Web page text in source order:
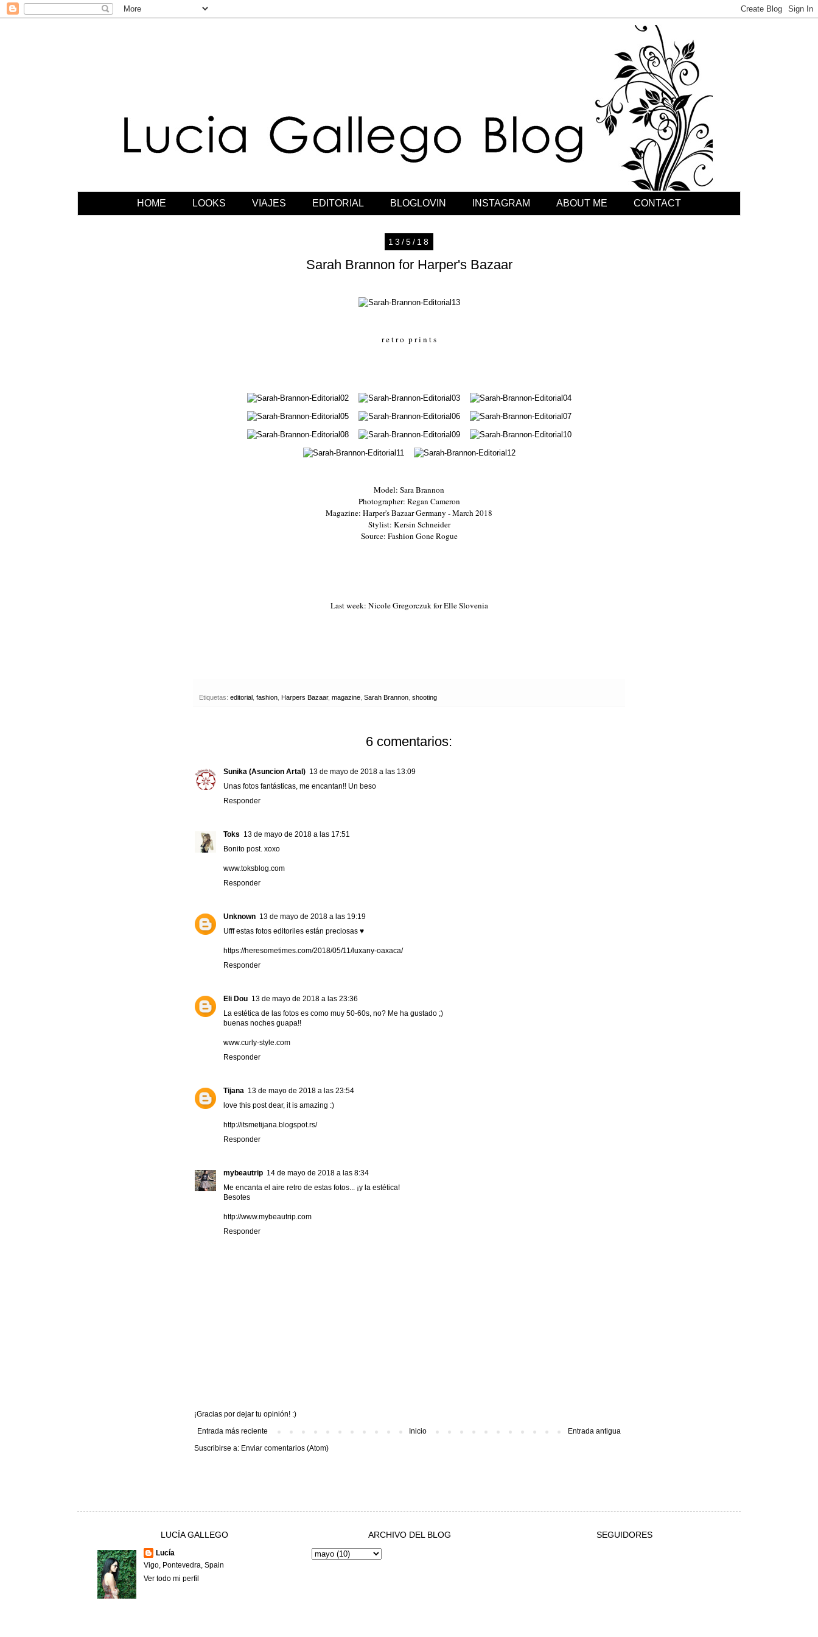
HOME LOOKS VIAJES EDITORIAL BLOGLOVIN INSTAGRAM ABOUT ME CONTACT
13/5/18
Sarah Brannon for Harper's Bazaar
r e t r o p r i n t s
Model: Sara Brannon
Photographer: Regan Cameron
Magazine: Harper's Bazaar Germany - March 2018
Stylist: Kersin Schneider
Source: Fashion Gone Rogue
Last week: Nicole Gregorczuk for Elle Slovenia
Etiquetas: editorial fashion Harpers Bazaar, magazine Sarah Brannon shooting
6 comentarios:
Sunika (Asuncion Artal) 13 de mayo de 2018 a las 13:09
Unas fotos fantásticas, me encantan!! Un beso
Responder
Toks 13 de mayo de 2018 a las 17:51
Bonito post. xoxo
www.toksblog.com
Responder
Unknown 13 de mayo de 2018 a las 19:19
Ufff estas fotos editoriles están preciosas ♥
https://heresometimes.com/2018/05/11/luxany-oaxaca/
Responder
Eli Dou 13 de mayo de 2018 a las 23:36
La estética de las fotos es como muy 50-60s, no? Me ha gustado ;)
buenas noches guapa!!
www.curly-style.com
Responder
Tijana 13 de mayo de 2018 a las 23:54
love this post dear, it is amazing :)
http://itsmetijana.blogspot.rs/
Responder
mybeautrip 14 de mayo de 2018 a las 8:34
Me encanta el aire retro de estas fotos... ¡y la estética!
Besotes
http://www.mybeautrip.com
Responder
¡Gracias por dejar tu opinión! :)
Entrada más reciente
Entrada antigua
Inicio
Suscribirse a: Enviar comentarios (Atom)
LUCÍA GALLEGO
Lucía
Vigo, Pontevedra, Spain
Ver todo mi perfil
ARCHIVO DEL BLOG SEGUIDORES